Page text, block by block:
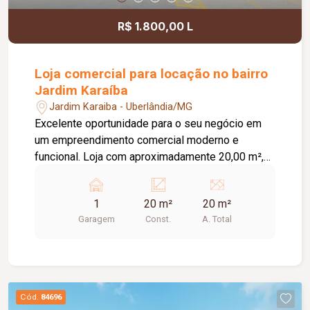
R$ 1.800,00 L
Loja comercial para locação no bairro
Jardim Karaíba
Jardim Karaiba - Uberlândia/MG
Excelente oportunidade para o seu negócio em
um empreendimento comercial moderno e
funcional. Loja com aproximadamente 20,00 m²,
espaço prático, bem estruturado e pronto para
receber clientes. O empreendimento oferece uma
completa infraestrutura compartilhada, contando
comodidade e autonomia para as operações do
dia a dia. Conta ainda com estacionamento
1
Garagem
20 m²
Const.
20 m²
A. Total
Cód. 84696